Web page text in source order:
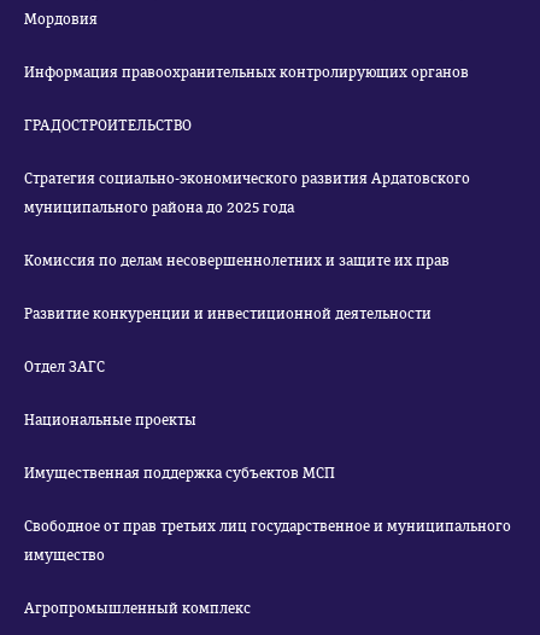
Мордовия
Информация правоохранительных контролирующих органов
ГРАДОСТРОИТЕЛЬСТВО
Стратегия социально-экономического развития Ардатовского
муниципального района до 2025 года
Комиссия по делам несовершеннолетних и защите их прав
Развитие конкуренции и инвестиционной деятельности
Отдел ЗАГС
Национальные проекты
Имущественная поддержка субъектов МСП
Свободное от прав третьих лиц государственное и муниципального
имущество
Агропромышленный комплекс